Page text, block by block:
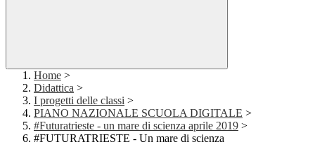
Home >
Didattica >
I progetti delle classi >
PIANO NAZIONALE SCUOLA DIGITALE >
#Futuratrieste - un mare di scienza aprile 2019 >
#FUTURATRIESTE - Un mare di scienza